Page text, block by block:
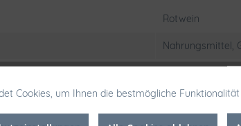
Rotwein
Nahrungsmittel,
Syrah,
Cookies, um Ihnen die bestmögliche